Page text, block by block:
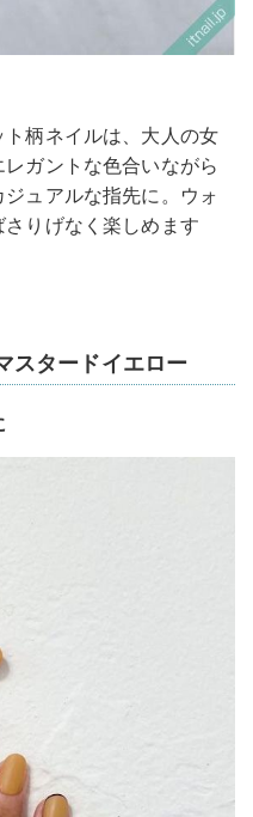
柄ネイルは、大人の女
ガントな色合いながら
ュアルな指先に。ウォ
りげなく楽しめます
スタードイエロー